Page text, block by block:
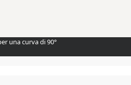
una curva di 90°